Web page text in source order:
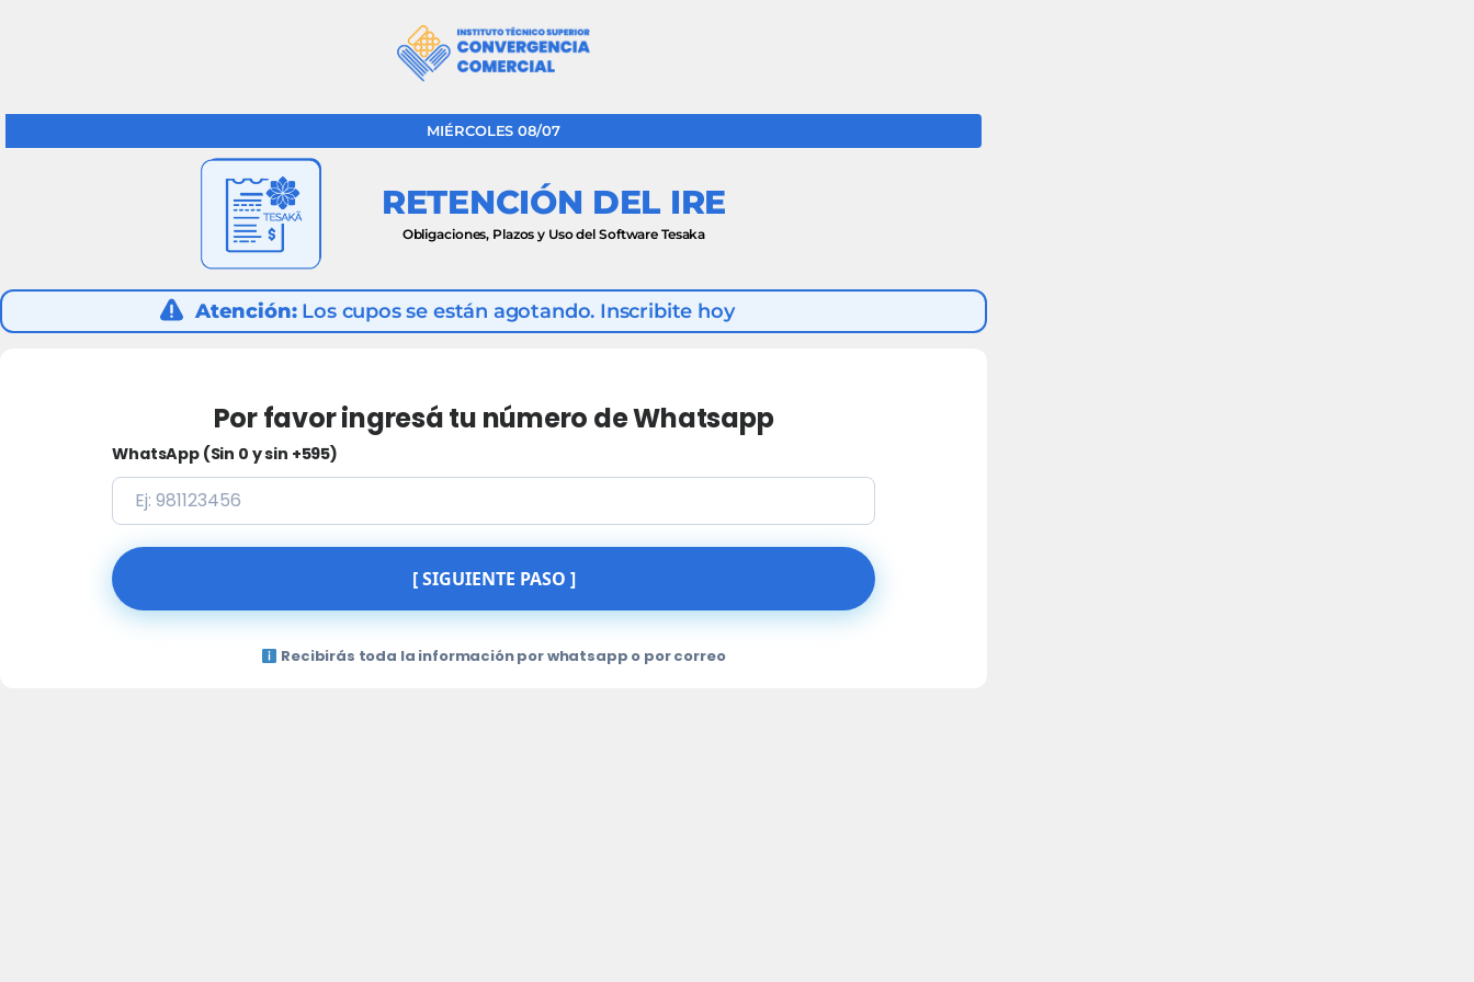
MIÉRCOLES 08/07
RETENCIÓN DEL IRE
Obligaciones, Plazos y Uso del Software Tesaka
Atención:Los cupos se están agotando. Inscribite hoy
Por favor ingresá tu número de Whatsapp
WhatsApp (Sin 0 y sin +595)
[ SIGUIENTE PASO ]
Recibirás toda la información por whatsapp o por correo